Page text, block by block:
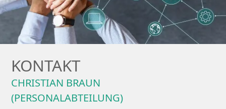
KONTAKT
CHRISTIAN BRAUN
(PERSONALABTEILUNG)